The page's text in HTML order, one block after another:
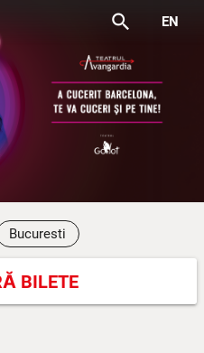
search EN
Bucuresti
BILETE